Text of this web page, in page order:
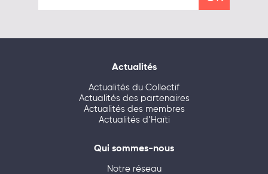
Actualités
Actualités du Collectif
Actualités des partenaires
Actualités des membres
Actualités d’Haïti
Qui sommes-nous
Notre réseau